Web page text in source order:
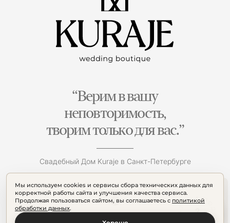
Мы используем cookies и сервисы сбора технических данных для
корректной работы сайта и улучшения качества сервиса.
Продолжая пользоваться сайтом, вы соглашаетесь с политикой
обработки данных.
“Верим в вашу
неповторимость,
творим только для вас.”
Свадебный Дом Kuraje в Санкт-Петербурге